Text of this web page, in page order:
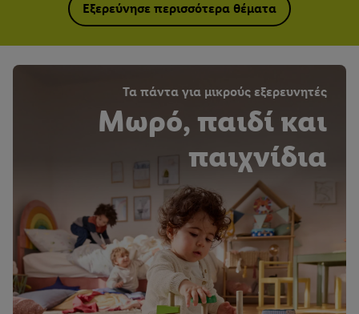
Εξερεύνησε περισσότερα θέματα
Τα πάντα για μικρούς εξερευνητές
Μωρό, παιδί και
παιχνίδια